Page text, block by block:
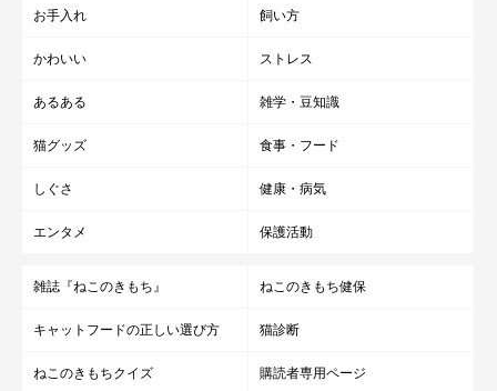
お手入れ 飼い方
かわいい ストレス
あるある 雑学・豆知識
猫グッズ 食事・フード
しぐさ 健康・病気
エンタメ 保護活動
雑誌『ねこのきもち』 ねこのきもち健保
キャットフードの正しい選び方 猫診断
ねこのきもちクイズ 購読者専用ページ